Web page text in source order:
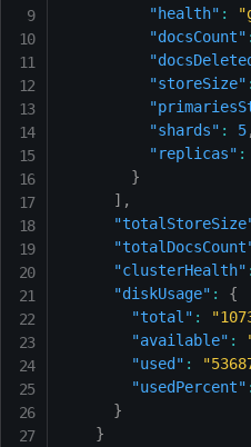
"health" :
"docsCount" :
"storeSize" :
"shards" : 5,
"replicas" :
}
] ,
"clusterHealth" :
"diskUsage" :
{
"total" :
"available" :
"used" :
"usedPercent" :
}
}